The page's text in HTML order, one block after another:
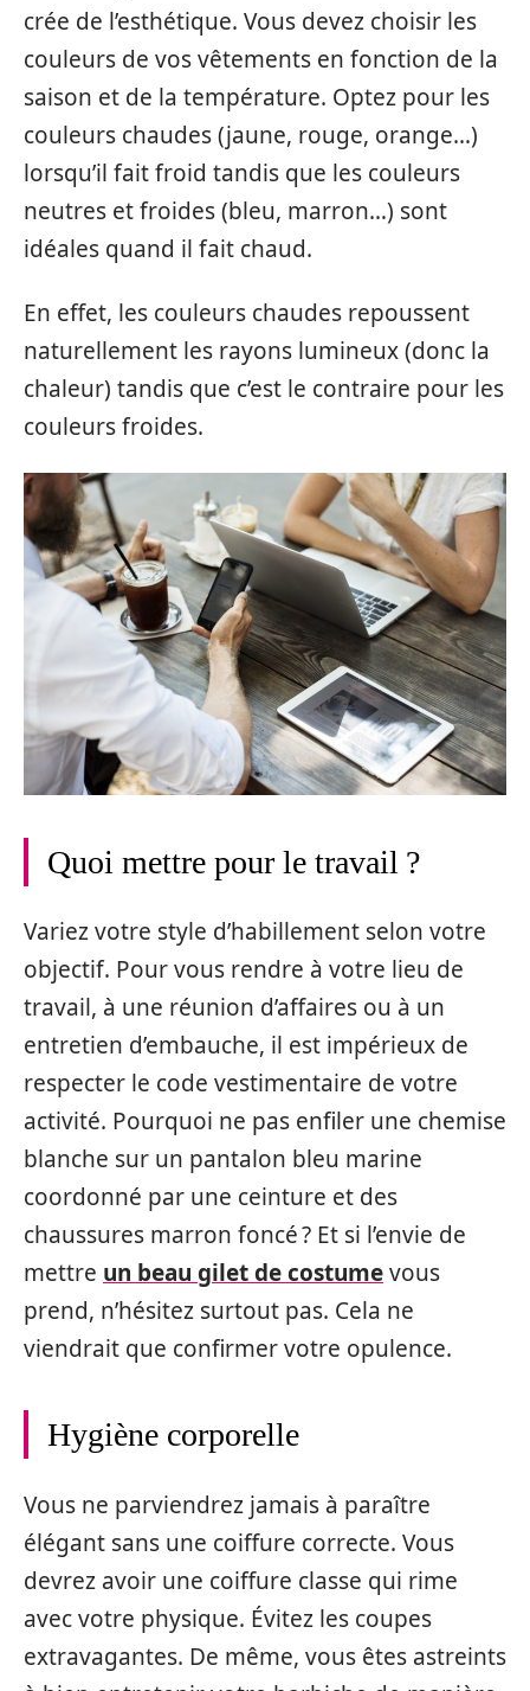
crée de l’esthétique. Vous devez choisir les
couleurs de vos vêtements en fonction de la
saison et de la température. Optez pour les
couleurs chaudes (jaune, rouge, orange…)
lorsqu’il fait froid tandis que les couleurs
neutres et froides (bleu, marron…) sont
idéales quand il fait chaud.
En effet, les couleurs chaudes repoussent
naturellement les rayons lumineux (donc la
chaleur) tandis que c’est le contraire pour les
couleurs froides.
Quoi mettre pour le travail ?
Variez votre style d’habillement selon votre
objectif. Pour vous rendre à votre lieu de
travail, à une réunion d’affaires ou à un
entretien d’embauche, il est impérieux de
respecter le code vestimentaire de votre
activité. Pourquoi ne pas enfiler une chemise
blanche sur un pantalon bleu marine
coordonné par une ceinture et des
chaussures marron foncé ? Et si l’envie de
mettre un beau gilet de costumevous
prend, n’hésitez surtout pas. Cela ne
viendrait que confirmer votre opulence.
Hygiène corporelle
Vous ne parviendrez jamais à paraître
élégant sans une coiffure correcte. Vous
devrez avoir une coiffure classe qui rime
avec votre physique. Évitez les coupes
extravagantes. De même, vous êtes astreints